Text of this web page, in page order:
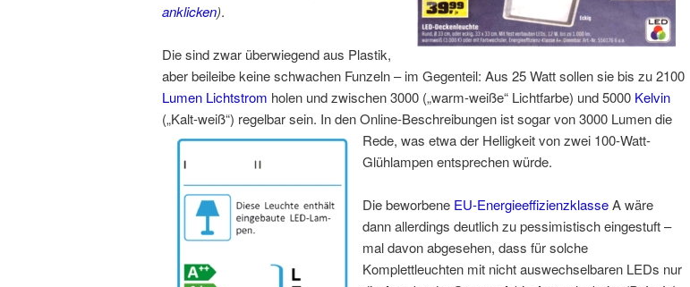
anklicken).
Die sind zwar überwiegend aus Plastik,
aber beileibe keine schwachen Funzeln – im Gegenteil: Aus 25 Watt sollen sie bis zu 2100
Lumen Lichtstrom holen und zwischen 3000 („warm-weiße“ Lichtfarbe) und 5000 Kelvin
(„Kalt-weiß“) regelbar sein. In den Online-Beschreibungen ist sogarvon 3000 Lumen die
Rede, was etwa der Helligkeit von zwei 100-Watt-
Glühlampen entsprechen würde.
Die beworbene EU-EnergieeffizienzklasseA wäre
dann allerdings deutlich zu pessimistisch eingestuft –
mal davon abgesehen, dass für solche
Komplettleuchten mit nicht auswechselbaren LEDs nur